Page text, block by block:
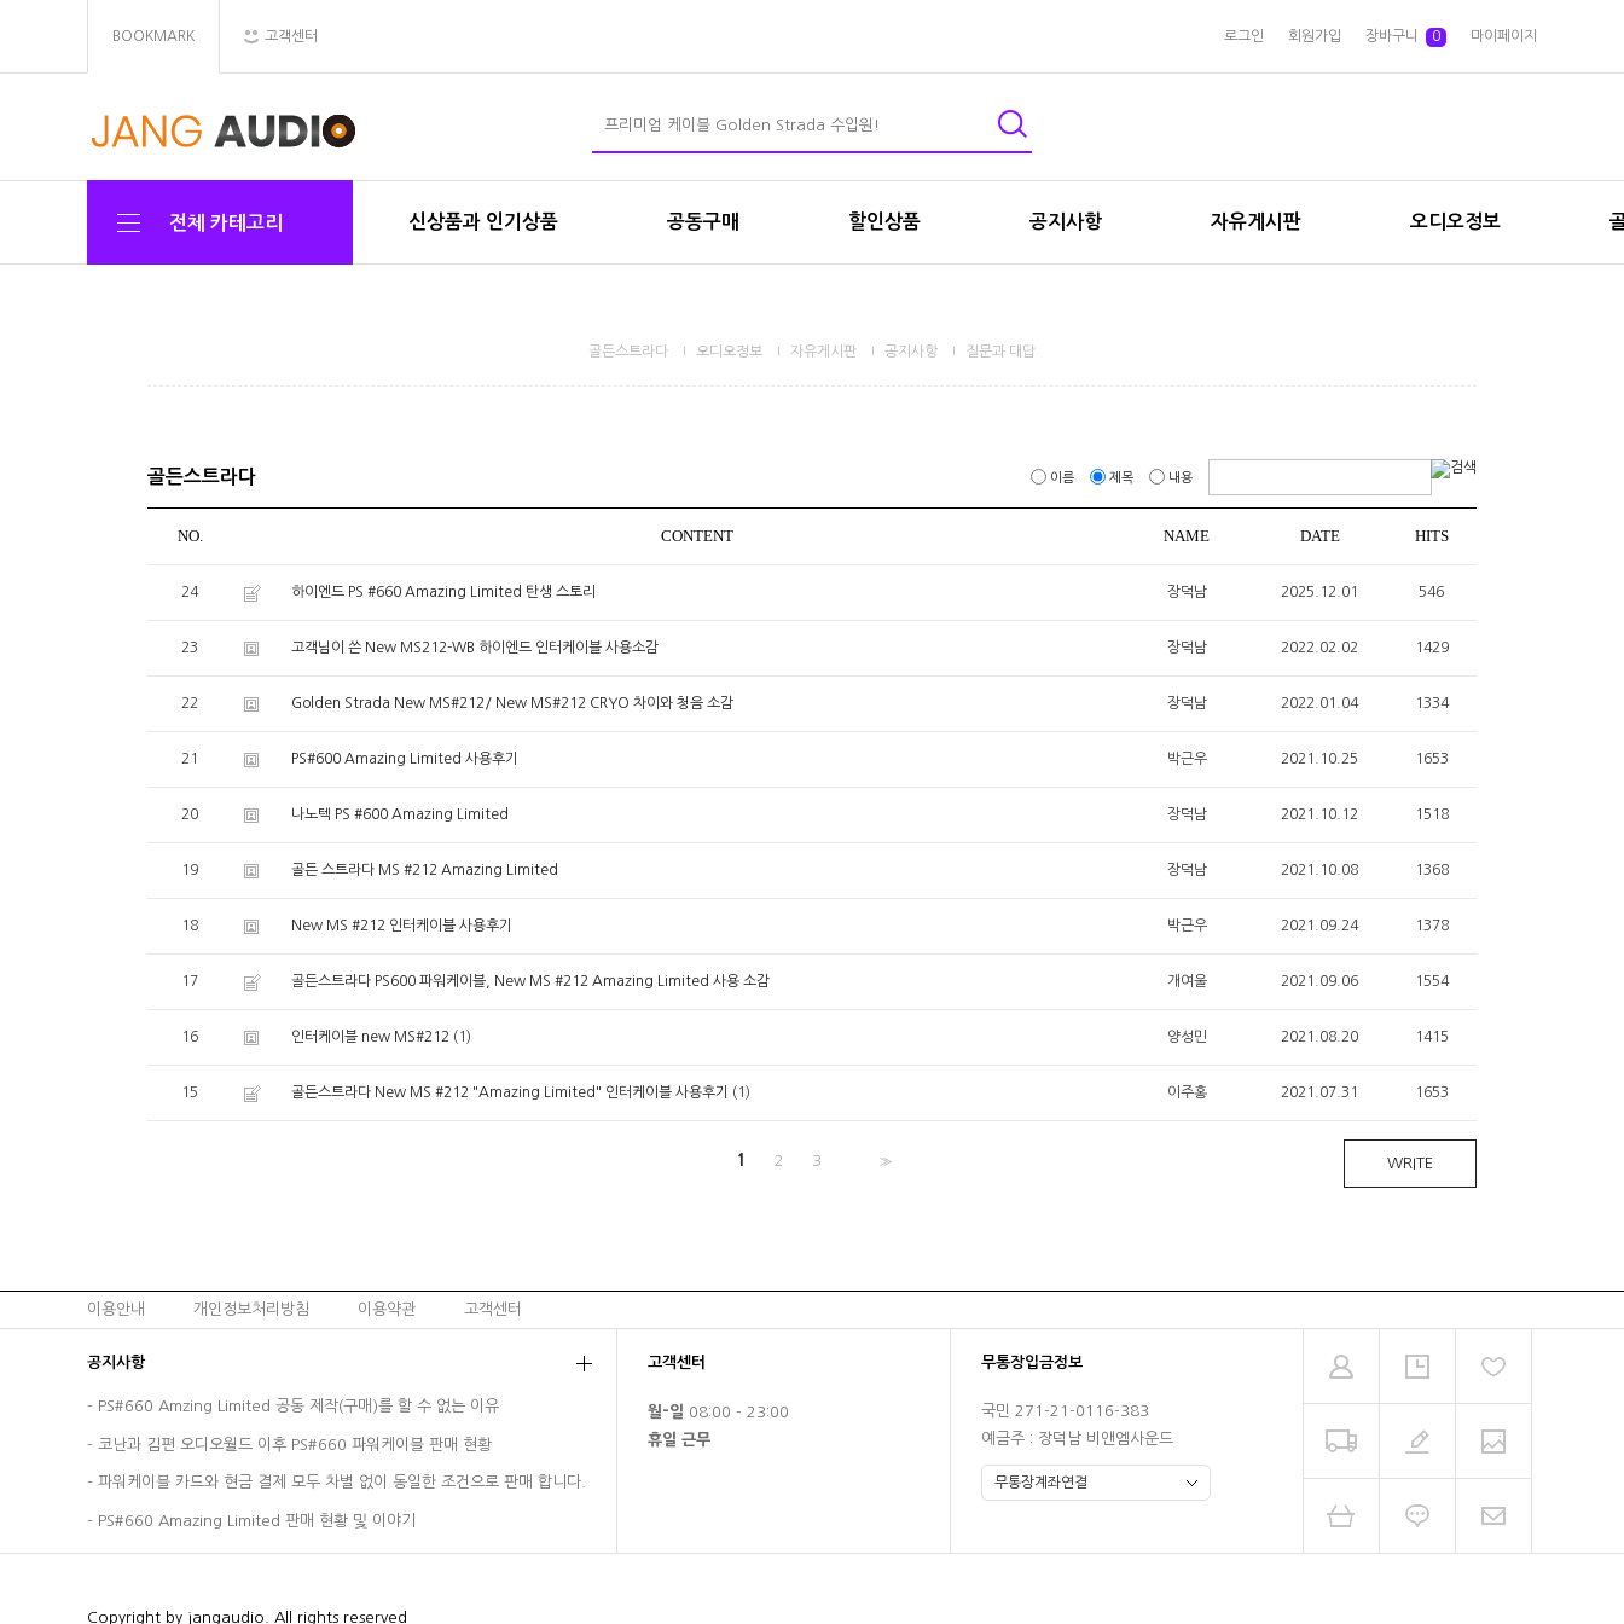
BOOKMARK 고객센터 로그인 회원가입 장바구니 0 마이페이지
전체 카테고리 신상품과 인기상품 공동구매 할인상품 공지사항 자유게시판 오디오정보
골든스트라다 오디오정보 자유게시판 공지사항 질문과 대답
골든스트라다 이름 제목 내용
NO. CONTENT NAME DATE HITS
24 하이엔드 PS #660 Amazing Limited 탄생 스토리 장덕남 2025.12.01 546
23 고객님이 쓴 New MS212-WB 하이엔드 인터케이블 사용소감 장덕남 2022.02.02 1429
22 Golden Strada New MS#212/ New MS#212 CRYO 차이와 청음 소감 장덕남 2022.01.04 1334
21 PS#600 Amazing Limited 사용후기 박근우 2021.10.25 1653
20 나노텍 PS #600 Amazing Limited 장덕남 2021.10.12 1518
19 골든 스트라다 MS #212 Amazing Limited 장덕남 2021.10.08 1368
18 New MS #212 인터케이블 사용후기 박근우 2021.09.24 1378
17 골든스트라다 PS600 파워케이블, New MS #212 Amazing Limited 사용 소감 개여울 2021.09.06 1554
16 인터케이블 new MS#212 (1) 양성민 2021.08.20 1415
15 골든스트라다 New MS #212 "Amazing Limited" 인터케이블 사용후기 (1) 이주홍 2021.07.31 1653
WRITE
1 2 3 >>
이용안내 개인정보처리방침 이용약관 고객센터
공지사항
- PS#660 Amzing Limited 공동 제작(구매)를 할 수 없는 이유
- 코난과 김편 오디오월드 이후 PS#660 파워케이블 판매 현황
- 파워케이블 카드와 현금 결제 모두 차별 없이 동일한 조건으로 판매 합니다.
- PS#660 Amazing Limited 판매 현황 및 이야기
고객센터
월-일 08:00 - 23:00
휴일 근무
무통장입금정보
국민 271-21-0116-383
예금주 : 장덕남 비앤엠사운드
Copyright by jangaudio. All rights reserved